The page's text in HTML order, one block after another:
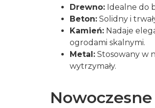
Drewno: Idealne do
Beton: Solidny i
Kamień: Nadaje
ogrodami skalnymi.
Metal: Stosowany w
wytrzymały.